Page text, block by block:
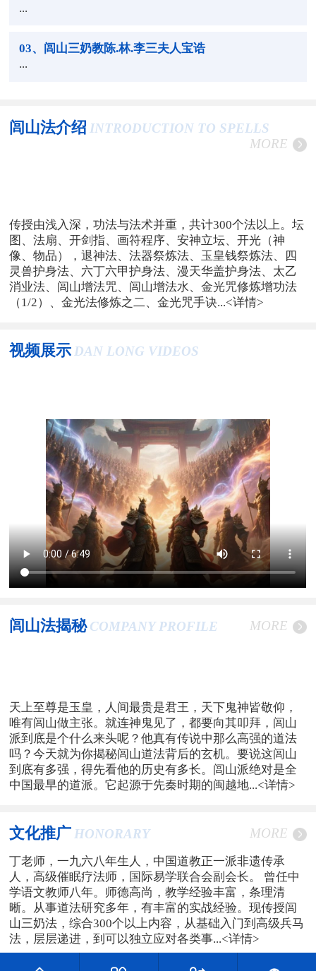
...
03、闾山三奶教陈.林.李三夫人宝诰
...
闾山法介绍 INTRODUCTION TO SPELLS
MORE
传授由浅入深，功法与法术并重，共计300个法以上。坛
图、法扇、开剑指、画符程序、安神立坛、开光（神
像、物品），退神法、法器祭炼法、玉皇钱祭炼法、四
灵兽护身法、六丁六甲护身法、漫天华盖护身法、太乙
消业法、闾山增法咒、闾山增法水、金光咒修炼增功法
（1/2）、金光法修炼之二、金光咒手诀...<详情>
视频展示 DAN LONG VIDEOS
闾山法揭秘 COMPANY PROFILE MORE
天上至尊是玉皇，人间最贵是君王，天下鬼神皆敬仰，
唯有闾山做主张。就连神鬼见了，都要向其叩拜，闾山
派到底是个什么来头呢？他真有传说中那么高强的道法
吗？今天就为你揭秘闾山道法背后的玄机。要说这闾山
到底有多强，得先看他的历史有多长。闾山派绝对是全
中国最早的道派。它起源于先秦时期的闽越地...<详情>
文化推广 HONORARY MORE
丁老师，一九六八年生人，中国道教正一派非遗传承
人，高级催眠疗法师，国际易学联合会副会长。 曾任中
学语文教师八年。师德高尚，教学经验丰富，条理清
晰。从事道法研究多年，有丰富的实战经验。现传授闾
山三奶法，综合300个以上内容，从基础入门到高级兵马
法，层层递进，到可以独立应对各类事...<详情>